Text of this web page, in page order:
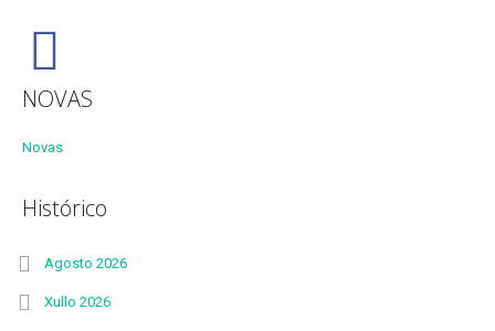
NOVAS
Novas
Histórico
Agosto 2026
Xullo 2026